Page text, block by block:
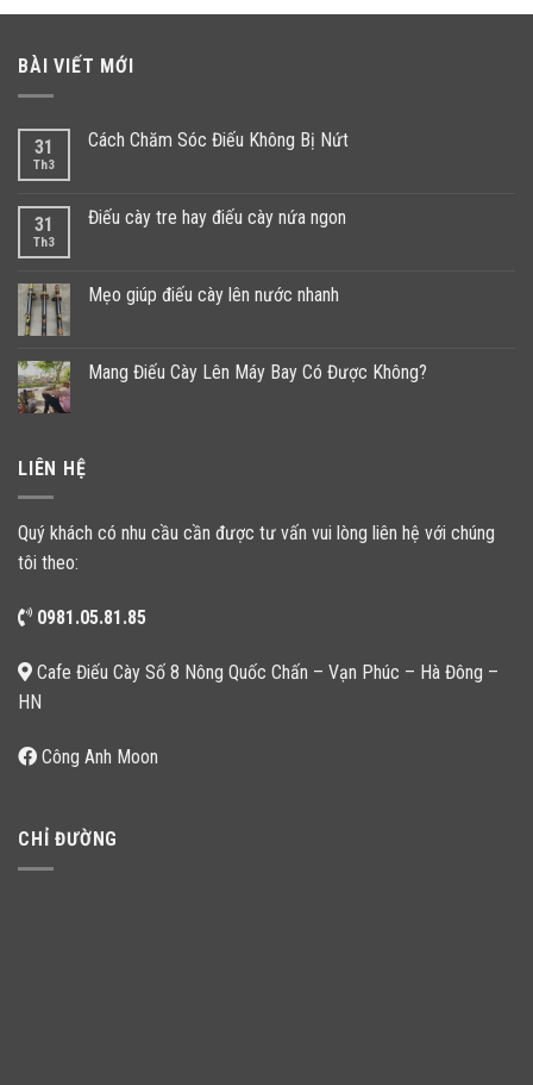
BÀI VIẾT MỚI
31
Th3
Cách Chăm Sóc Điếu Không Bị Nứt
31
Th3
Điếu cày tre hay điếu cày nứa ngon
Mẹo giúp điếu cày lên nước nhanh
Mang Điếu Cày Lên Máy Bay Có Được Không?
LIÊN HỆ
Quý khách có nhu cầu cần được tư vấn vui lòng liên hệ với chúng
tôi theo:
0981.05.81.85
Cafe Điếu Cày Số 8 Nông Quốc Chấn – Vạn Phúc – Hà Đông –
HN
Công Anh Moon
CHỈ ĐƯỜNG